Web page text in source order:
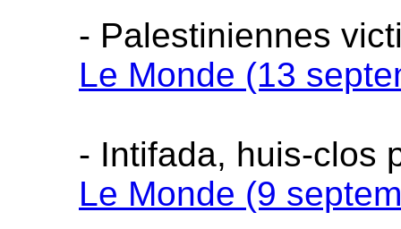
- Palestiniennes
Le Monde (13
- Intifada, huis-clos
Le Monde (9